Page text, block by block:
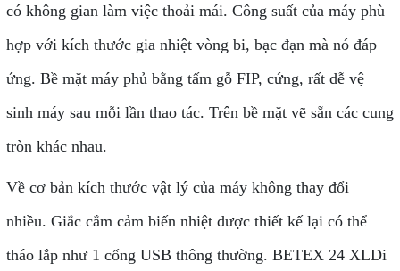
có không gian làm việc thoải mái. Công suất của máy phù
hợp với kích thước gia nhiệt vòng bi, bạc đạn mà nó đáp
ứng. Bề mặt máy phủ bằng tấm gỗ FIP, cứng, rất dễ vệ
sinh máy sau mỗi lần thao tác. Trên bề mặt vẽ sẵn các cung
tròn khác nhau.
Về cơ bản kích thước vật lý của máy không thay đổi
nhiều. Giắc cắm cảm biến nhiệt được thiết kế lại có thể
tháo lắp như 1 cổng USB thông thường. BETEX 24 XLDi